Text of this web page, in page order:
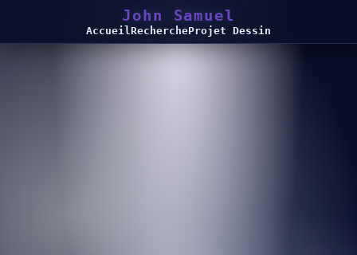
John Samuel
AccueilRechercheProjet Dessin